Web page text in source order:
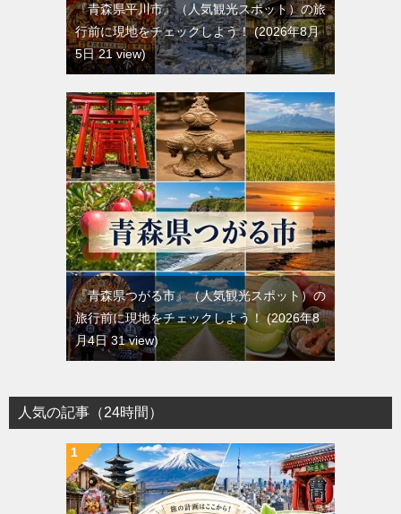
『青森県平川市』（人気観光スポット）の旅
行前に現地をチェックしよう！ 2026年8月
5日 21 view
『青森県つがる市』（人気観光スポット）の
旅行前に現地をチェックしよう！ 2026年8
月4日 31 view
人気の記事（24時間）